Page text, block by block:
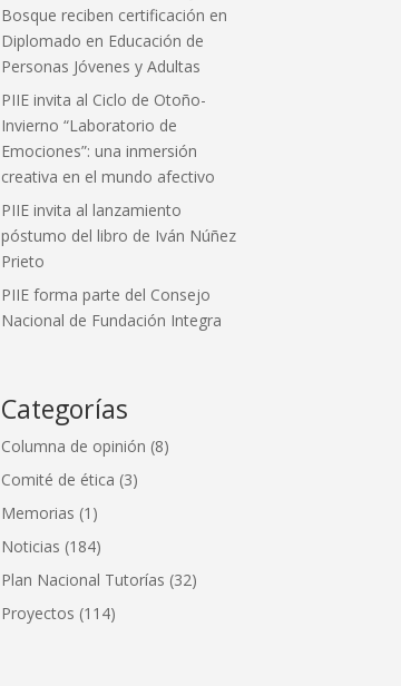
Bosque reciben certificación en
Diplomado en Educación de
Personas Jóvenes y Adultas
PIIE invita al Ciclo de Otoño-
Invierno “Laboratorio de
Emociones”: una inmersión
creativa en el mundo afectivo
PIIE invita al lanzamiento
póstumo del libro de Iván Núñez
Prieto
PIIE forma parte del Consejo
Nacional de Fundación Integra
Categorías
Columna de opinión (8)
Comité de ética (3)
Memorias (1)
Noticias (184)
Plan Nacional Tutorías (32)
Proyectos (114)